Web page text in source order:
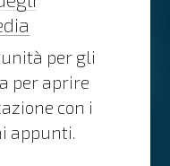
per gli
per aprire
con i
appunti.